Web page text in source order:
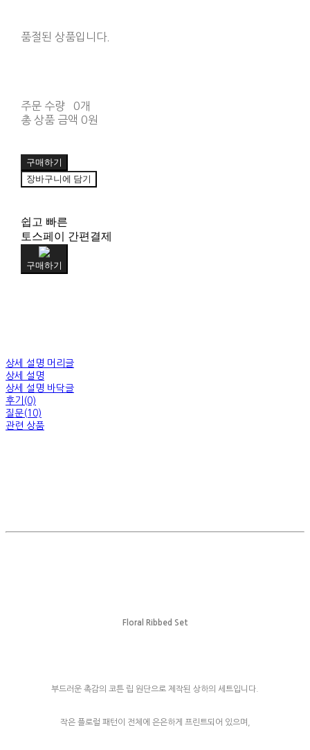
품절된 상품입니다.
주문 수량
0개
총 상품 금액 0원
구매하기
장바구니에 담기
쉽고 빠른
토스페이 간편결제
구매하기
상세 설명 머리글
상세 설명
상세 설명 바닥글
후기(0)
질문(10)
관련 상품
Floral Ribbed Set
부드러운 촉감의 코튼 립 원단으로 제작된 상하의 세트입니다.
작은 플로럴 패턴이 전체에 은은하게 프린트되어 있으며,